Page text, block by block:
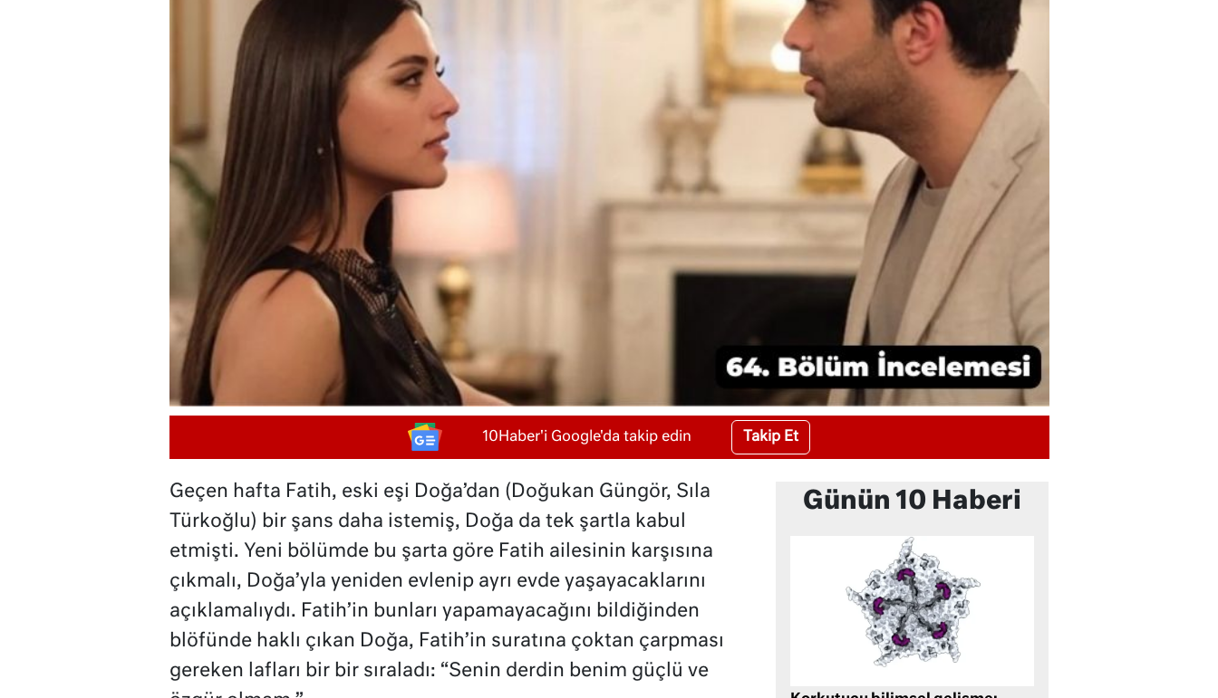
10Haber'i Google'da takip edin Takip Et
Geçen hafta Fatih, eski eşi Doğa’dan (Doğukan Güngör, Sıla
Türkoğlu) bir şans daha istemiş, Doğa da tek şartla kabul
etmişti. Yeni bölümde bu şarta göre Fatih ailesinin karşısına
çıkmalı, Doğa’yla yeniden evlenip ayrı evde yaşayacaklarını
açıklamalıydı. Fatih’in bunları yapamayacağını bildiğinden
blöfünde haklı çıkan Doğa, Fatih’in suratına çoktan çarpması
gereken lafları bir bir sıraladı: “Senin derdin benim güçlü ve
Günün 10 Haberi